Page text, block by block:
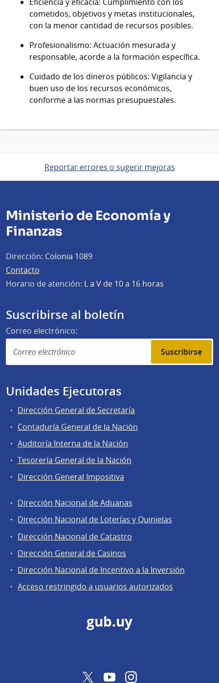
cometidos, objetivos y metas institucionales,
con la menor cantidad de recursos posibles.
Profesionalismo: Actuación mesurada y
responsable, acorde a la formación específica.
Cuidado de los dineros públicos: Vigilancia y
buen uso de los recursos económicos,
conforme a las normas presupuestales.
Reportar errores o sugerir mejoras
Ministerio de Economía y
Finanzas
Dirección: Colonia 1089
Contacto
Horario de atención: L a V de 10 a 16 horas
Suscribirse al boletín
Correo electrónico:
Suscribirse
Unidades Ejecutoras
Dirección General de Secretaría
Contaduría General de la Nación
Auditoría Interna de la Nación
Tesorería General de la Nación
Dirección General Impositiva
Áreas
la
Dirección
General
de
Secretaría
Dirección Nacional de Aduanas
Dirección Nacional de Loterías y Quinielas
Dirección Nacional de Catastro
Dirección General de Casinos
Dirección Nacional de Incentivo a la Inversión
Acceso restringido a usuarios autorizados
gub.uy
TwitterYouTubeInstagram